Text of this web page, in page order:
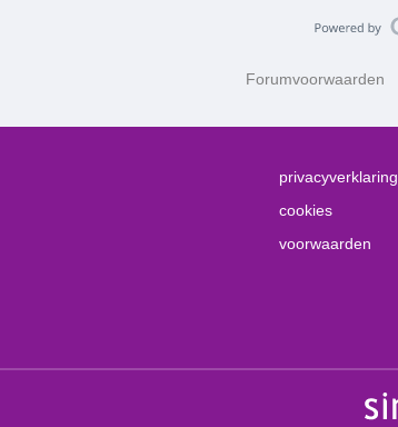
Forumvoorwaarden
privacyverklaring
cookies
voorwaarden